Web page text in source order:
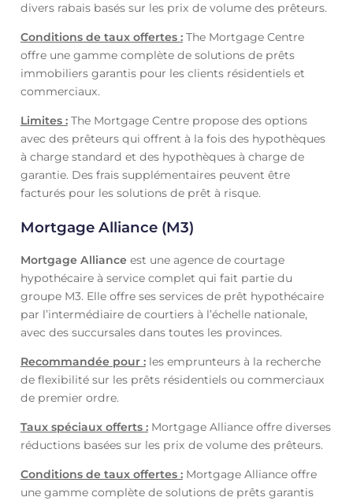
divers rabais basés sur les prix de volume des prêteurs.
Conditions de taux offertes :The Mortgage Centre
offre une gamme complète de solutions de prêts
immobiliers garantis pour les clients résidentiels et
commerciaux.
Limites :The Mortgage Centre propose des options
avec des prêteurs qui offrent à la fois des hypothèques
à charge standard et des hypothèques à charge de
garantie. Des frais supplémentaires peuvent être
facturés pour les solutions de prêt à risque.
Mortgage Alliance (M3)
Mortgage Alliance est une agence de courtage
hypothécaire à service complet qui fait partie du
groupe M3. Elle offre ses services de prêt hypothécaire
par l’intermédiaire de courtiers à l’échelle nationale,
avec des succursales dans toutes les provinces.
Recommandée pour :les emprunteurs à la recherche
de flexibilité sur les prêts résidentiels ou commerciaux
de premier ordre.
Taux spéciaux offerts :Mortgage Alliance offre diverses
réductions basées sur les prix de volume des prêteurs.
Conditions de taux offertes :Mortgage Alliance offre
une gamme complète de solutions de prêts garantis